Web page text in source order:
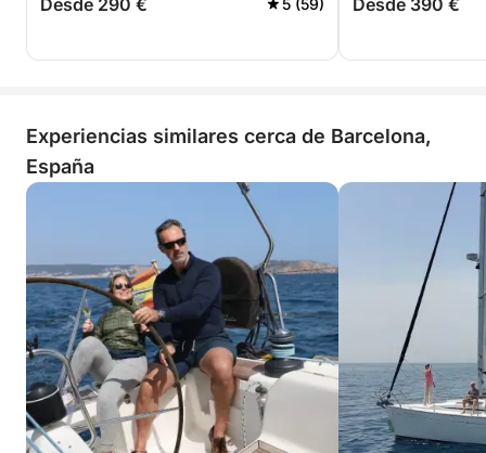
Desde 290 € 5 (59) Desde 390 €
Experiencias similares cerca de Barcelona,
España